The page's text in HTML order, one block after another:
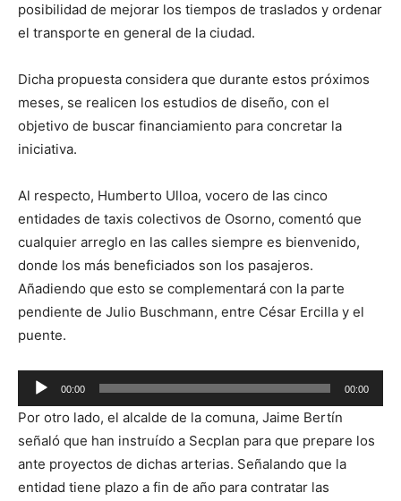
posibilidad de mejorar los tiempos de traslados y ordenar
el transporte en general de la ciudad.
Dicha propuesta considera que durante estos próximos
meses, se realicen los estudios de diseño, con el
objetivo de buscar financiamiento para concretar la
iniciativa.
Al respecto, Humberto Ulloa, vocero de las cinco
entidades de taxis colectivos de Osorno, comentó que
cualquier arreglo en las calles siempre es bienvenido,
donde los más beneficiados son los pasajeros.
Añadiendo que esto se complementará con la parte
pendiente de Julio Buschmann, entre César Ercilla y el
puente.
Reproductor
de
audio
00:00 00:00
Por otro lado, el alcalde de la comuna, Jaime Bertín
señaló que han instruído a Secplan para que prepare los
ante proyectos de dichas arterias. Señalando que la
entidad tiene plazo a fin de año para contratar las